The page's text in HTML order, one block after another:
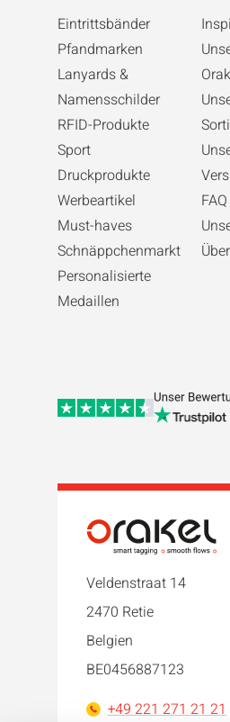
Eintrittsbänder
Pfandmarken
Lanyards &
Namensschilder
RFID-Produkte
Sport
Druckprodukte
Werbeartikel
Must-haves
Schnäppchenmarkt
Personalisierte
Medaillen
FAQ
Veldenstraat 14
2470 Retie
Belgien
BE0456887123
+49 221 271 21 21